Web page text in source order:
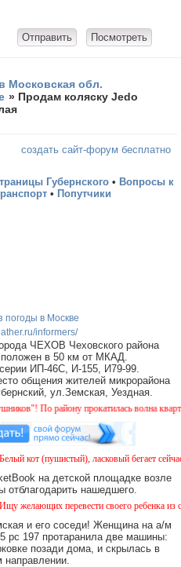
Московская обл.
» Продам коляску Jedo
создать сайт-форум бесплатно
Губернского • Вопросы к
• Попутчики
погоды в Москве
informers/
ЧЕХОВ Чеховского района
в 50 км от МКАД.
ИП-46С, И-155, И79-99.
общения жителей микрорайона
ул.Земская, Уездная.
По району прокатилась волна
кот (пушистый), ласковый бегает
на детской площадке возле
отблагодарить нашедшего.
желающих перевести своего ребенка из
и его соседи! Женщина на а/м
рс 197 протаранила две машины:
позади дома, и скрылась в
направлении.